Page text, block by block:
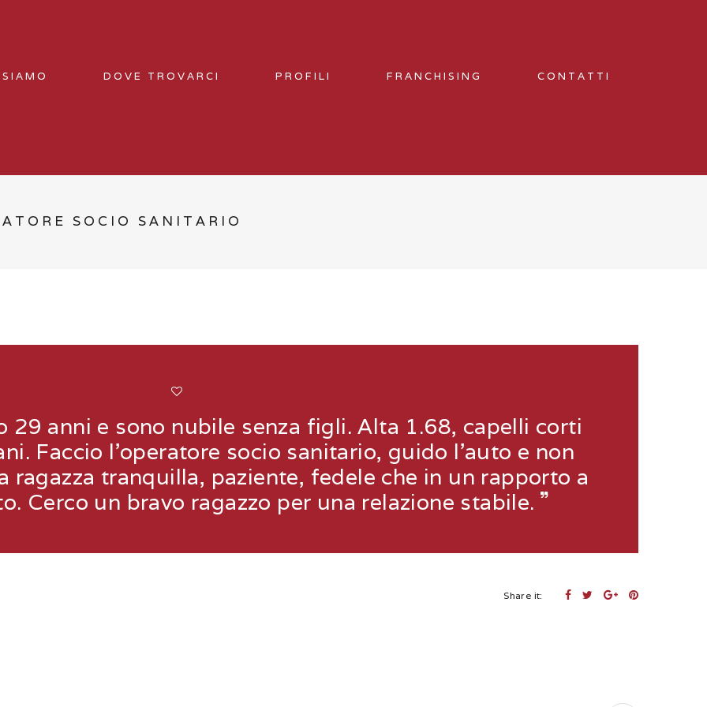
DOVE TROVARCI PROFILI FRANCHISING CONTATTI
SOCIO SANITARIO
anni e sono nubile senza figli. Alta 1.68, capelli corti
Faccio l'operatore socio sanitario, guido l'auto e non
ragazza tranquilla, paziente, fedele che in un rapporto a
Cerco un bravo ragazzo per una relazione stabile.
Share it: